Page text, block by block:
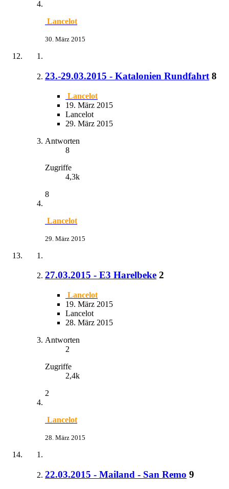
Lancelot
30. März 2015
23.-29.03.2015 - Katalonien Rundfahrt 8
Lancelot
19. März 2015
Lancelot
29. März 2015
Antworten
8
Zugriffe
4,3k
8
Lancelot
29. März 2015
27.03.2015 - E3 Harelbeke 2
Lancelot
19. März 2015
Lancelot
28. März 2015
Antworten
2
Zugriffe
2,4k
2
Lancelot
28. März 2015
22.03.2015 - Mailand - San Remo 9